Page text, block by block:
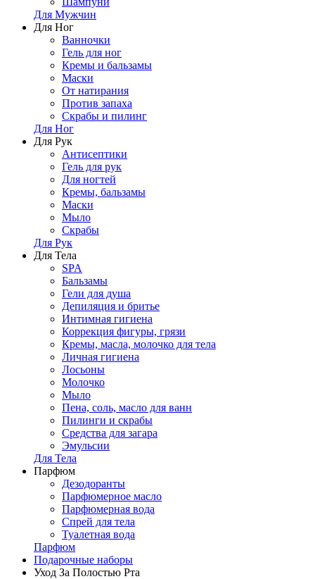
Для Мужчин
Для Ног
Ванночки
Гель для ног
Кремы и бальзамы
Маски
От натирания
Против запаха
Скрабы и пилинг
Для Ног
Для Рук
Антисептики
Гель для рук
Для ногтей
Кремы, бальзамы
Маски
Мыло
Скрабы
Для Рук
Для Тела
SPA
Бальзамы
Гели для душа
Депиляция и бритье
Интимная гигиена
Коррекция фигуры, грязи
Кремы, масла, молочко для тела
Личная гигиена
Лосьоны
Молочко
Мыло
Пена, соль, масло для ванн
Пилинги и скрабы
Средства для загара
Эмульсии
Для Тела
Парфюм
Дезодоранты
Парфюмерное масло
Парфюмерная вода
Спрей для тела
Туалетная вода
Парфюм
Подарочные наборы
Уход За Полостью Рта